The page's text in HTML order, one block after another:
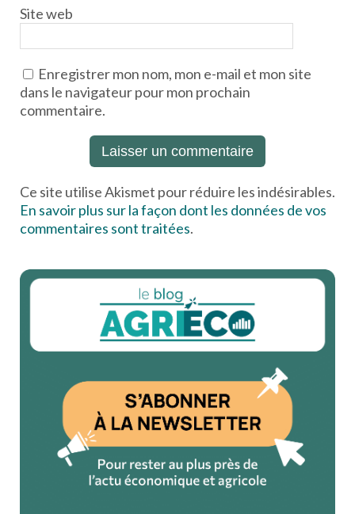
Site web
Enregistrer mon nom, mon e-mail et mon site
dans le navigateur pour mon prochain
commentaire.
Ce site utilise Akismet pour réduire les indésirables.
En savoir plus sur la façon dont les données de vos
commentaires sont traitées.